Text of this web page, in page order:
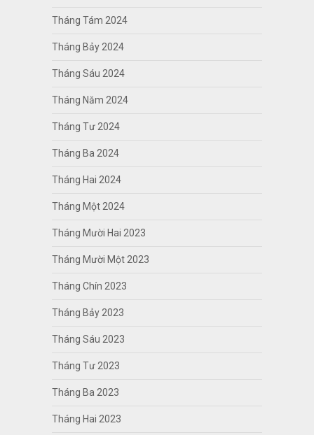
Tháng Tám 2024
Tháng Bảy 2024
Tháng Sáu 2024
Tháng Năm 2024
Tháng Tư 2024
Tháng Ba 2024
Tháng Hai 2024
Tháng Một 2024
Tháng Mười Hai 2023
Tháng Mười Một 2023
Tháng Chín 2023
Tháng Bảy 2023
Tháng Sáu 2023
Tháng Tư 2023
Tháng Ba 2023
Tháng Hai 2023